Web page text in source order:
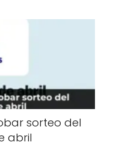
sorteo del
abril